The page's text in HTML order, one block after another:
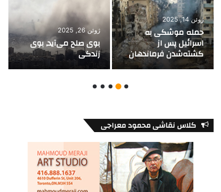
ژوئن 14, 2025
حمله موشکی به
اسرائیل پس از
کشته‌شدن فرماندهان
ارشد سپاه
ژوئن 26, 2025
بوی صلح می‌آید, بوی
زندگی
کلاس نقاشی محمود معراجی